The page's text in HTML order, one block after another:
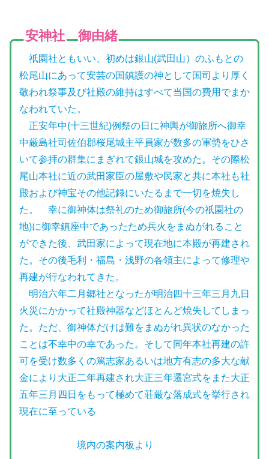
安神社 御由緒
祇園社ともいい、初めは銀山(武田山）のふもとの
松尾山にあって安芸の国鎮護の神として国司より厚く
敬われ祭事及び社殿の維持はすべて当国の費用でまか
なわれていた。
正安年中(十三世紀)例祭の日に神輿が御旅所へ御幸
中厳島社司佐伯郡桜尾城主平員家が数多の軍勢をひさ
いて参拝の群集にまぎれて銀山城を攻めた。その際松
尾山本社に近の武田家臣の屋敷や民家と共に本社も社
殿および神宝その他記録にいたるまで一切を焼失し
た。 幸に御神体は祭礼のため御旅所(今の祇園社の
地)に御幸鎮座中であったため兵火をまぬがれること
ができた後、武田家によって現在地に本殿が再建され
た。その後毛利・福島・浅野の各領主によって修理や
再建が行なわれてきた。
明治六年二月郷社となったが明治四十三年三月九日
火災にかかって社殿神器などほとんど焼失してしまっ
た。ただ、御神体だけは難をまぬがれ異状のなかった
ことは不幸中の幸であった。そして同年本社再建の許
可を受け数多くの篤志家あるいは地方有志の多大な献
金により大正二年再建され大正三年遷宮式をまた大正
五年三月四日をもって極めて荘厳な落成式を挙行され
現在に至っている
境内の案内板より